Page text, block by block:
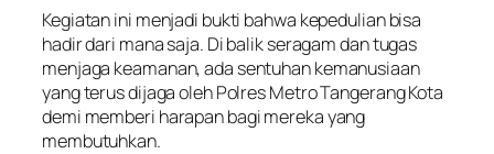
Kegiatan ini menjadi bukti bahwa kepedulian bisa
hadir dari mana saja. Di balik seragam dan tugas
menjaga keamanan, ada sentuhan kemanusiaan
yang terus dijaga oleh Polres Metro Tangerang Kota
demi memberi harapan bagi mereka yang
membutuhkan.